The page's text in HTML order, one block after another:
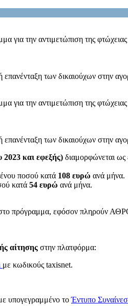
την αντιμετώπιση της
των δικαιούχων στην
την αντιμετώπιση της
των δικαιούχων στην
2023 και εφεξής) διαμορφώνεται ως
ποσού κατά 108 ευρώ ανά μήνα.
κατά 54 ευρώ ανά μήνα.
πρόγραμμα, εφόσον πληρούν
αίτησης στην πλατφόρμα:
με κωδικούς taxisnet.
υπογεγραμμένο τοΈντυπο